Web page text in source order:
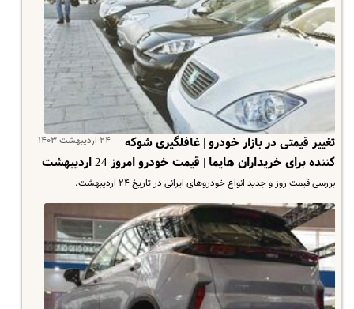
۲۴ اردیبهشت ۱۴۰۳
تغییر قیمتی در بازار خودرو | غافلگیری شوکه
کننده برای خریداران هایما | قیمت خودرو امروز 24 اردیبهشت
بررسی قیمت روز و جدید انواع خودروهای ایرانی در تاریخ ۲۴ اردیبهشت.